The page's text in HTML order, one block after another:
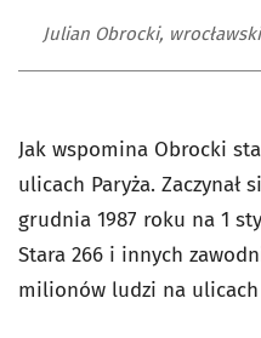
Julian Obrocki,
Jak wspomina Obrocki
ulicach Paryża. Zaczynał
grudnia 1987 roku na 1
Stara 266 i innych
milionów ludzi na